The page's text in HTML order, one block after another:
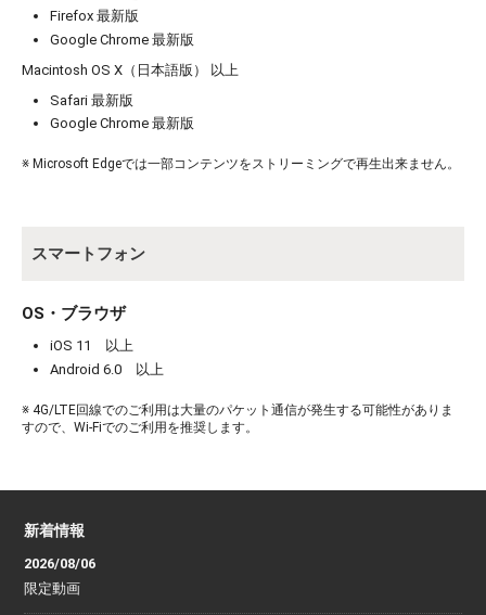
お買い物を続ける
Firefox 最新版
Google Chrome 最新版
Macintosh OS X（日本語版） 以上
Safari 最新版
Google Chrome 最新版
※ Microsoft Edgeでは一部コンテンツをストリーミングで再生出来ません。
スマートフォン
OS・ブラウザ
iOS 11 以上
Android 6.0 以上
※ 4G/LTE回線でのご利用は大量のパケット通信が発生する可能性がありま
すので、Wi-Fiでのご利用を推奨します。
新着情報
2026/08/06
限定動画